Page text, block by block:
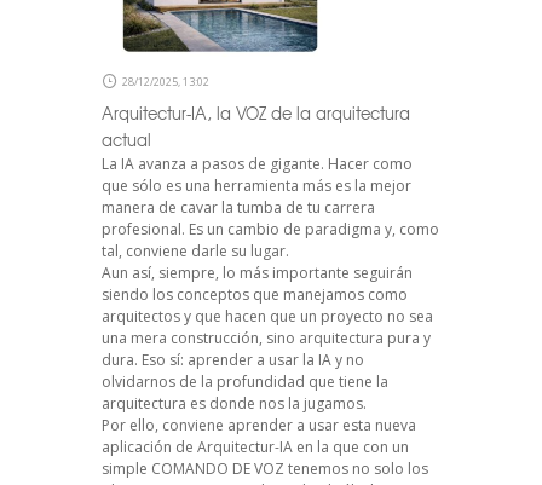
28/12/2025, 13:02
Arquitectur-IA, la VOZ de la arquitectura
actual
La IA avanza a pasos de gigante. Hacer como
que sólo es una herramienta más es la mejor
manera de cavar la tumba de tu carrera
profesional. Es un cambio de paradigma y, como
tal, conviene darle su lugar.
Aun así, siempre, lo más importante seguirán
siendo los conceptos que manejamos como
arquitectos y que hacen que un proyecto no sea
una mera construcción, sino arquitectura pura y
dura. Eso sí: aprender a usar la IA y no
olvidarnos de la profundidad que tiene la
arquitectura es donde nos la jugamos.
Por ello, conviene aprender a usar esta nueva
aplicación de Arquitectur-IA en la que con un
simple COMANDO DE VOZ tenemos no solo los